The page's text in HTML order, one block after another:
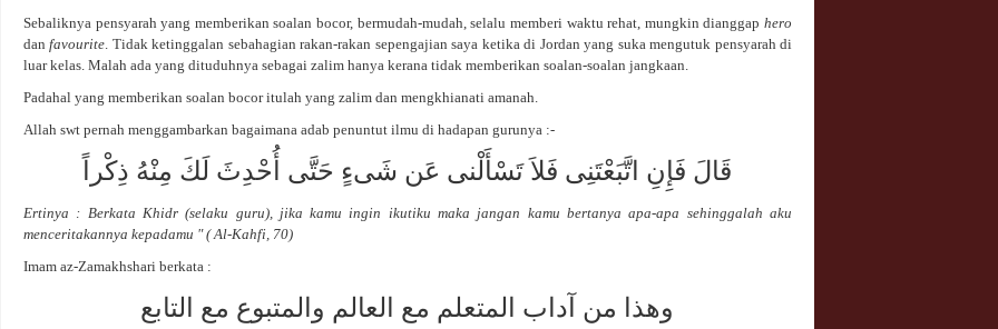
Sebaliknya pensyarah yang memberikan soalan bocor, bermudah-mudah, selalu memberi waktu rehat, mungkin dianggap hero
danfavourite. Tidak ketinggalan sebahagian rakan-rakan sepengajian saya ketika di Jordan yang suka mengutuk pensyarah di
luar kelas. Malah ada yang dituduhnya sebagai zalim hanya kerana tidak memberikan soalan-soalan jangkaan.
Padahal yang memberikan soalan bocor itulah yang zalim dan mengkhianati amanah.
Allah swt pernah menggambarkan bagaimana adab penuntut ilmu di hadapan gurunya :-
قَالَ فَإِنِ اتَّبَعْتَنِى فَلاَ تَسْأَلْنى عَن شَىءٍ حَتَّى أُحْدِثَ لَكَ مِنْهُ ذِكْراً
Ertinya : Berkata Khidr (selaku guru), jika kamu ingin ikutiku maka jangan kamu bertanya apa-apa sehinggalah aku
menceritakannya kepadamu " ( Al-Kahfi, 70)
Imam az-Zamakhshari berkata :
وهذا من آداب المتعلم مع العالم والمتبوع مع التابع